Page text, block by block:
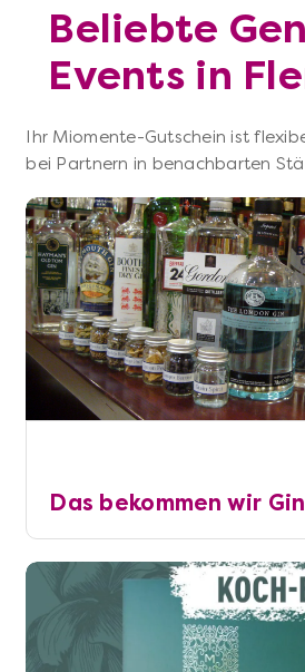
Beliebte
Events in
Ihr Miomente-Gutschein ist
bei Partnern in benachbarten
Das bekommen wir